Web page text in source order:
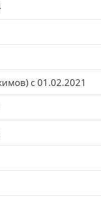
с 01.02.2021